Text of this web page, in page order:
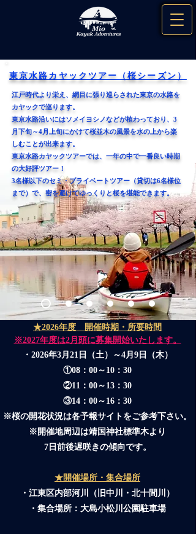
​東京水路カヤックツアー（桜シーズン）
江戸時代より栄え、網目に張り巡らされた東京の水路を
カヤックで巡ります。
東京水路沿いにはソメイヨシノなどが植わっており、3
月下旬～4月上旬にかけて桜並木の風景を水の上から楽
しむことが出来ます。
東京水路カヤックツアーでは、一年の中で一番良い時期
の大好評ツアー！
3名様以下のセミ・プライベートツアー（貸切は6名様位
まで）で、密を避けてゆっくりと桜を堪能できます。
★2026年度 開催時期・所要時間
​※2027年度は2月頭に募集開始いたします。
・2026年3月21日（土）～4月9日（木）
①08：00～10：30
②11：00～13：30
③14：00～16：30
※桜の開花状況は各予報サイトをご参考下さい。
※開催地周辺は靖国神社標準木より
7日前後遅咲きの傾向です。
★開催場所・集合場所
・江東区内部河川（旧中川・北十間川）
・集合場所：大島小松川公園駐車場